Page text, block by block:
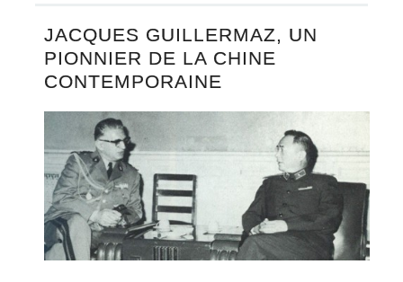
JACQUES GUILLERMAZ, UN
PIONNIER DE LA CHINE
CONTEMPORAINE